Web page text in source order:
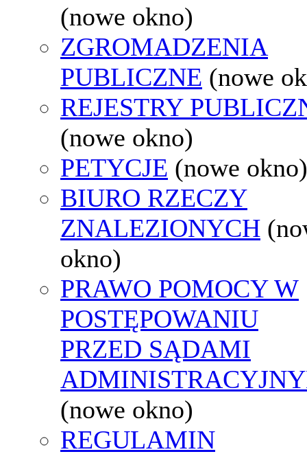
(nowe okno)
ZGROMADZENIA
PUBLICZNE (nowe
REJESTRY
(nowe okno)
PETYCJE (nowe okno)
BIURO RZECZY
ZNALEZIONYCH
okno)
PRAWO POMOCY W
POSTĘPOWANIU
PRZED SĄDAMI
(nowe okno)
REGULAMIN